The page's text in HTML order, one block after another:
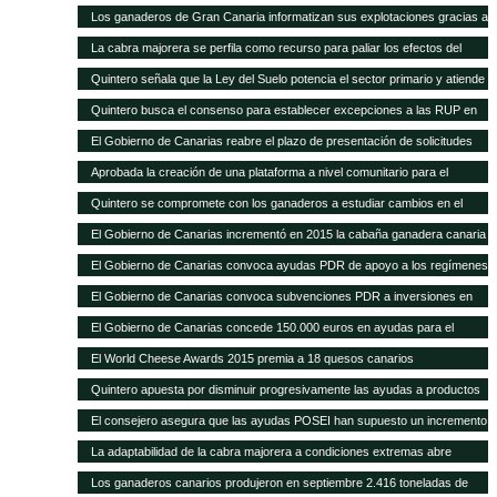
frenar las enfermedades animales
Los ganaderos de Gran Canaria informatizan sus explotaciones gracias a
una pionera aplicación gratuita del Cabildo
La cabra majorera se perfila como recurso para paliar los efectos del
cambio climático
Quintero señala que la Ley del Suelo potencia el sector primario y atiende
sus demandas
Quintero busca el consenso para establecer excepciones a las RUP en
los tratados internacionales
El Gobierno de Canarias reabre el plazo de presentación de solicitudes
para acogerse a las subvenciones a inversiones del PDR
Aprobada la creación de una plataforma a nivel comunitario para el
fomento del bienestar animal
Quintero se compromete con los ganaderos a estudiar cambios en el
POSEI
El Gobierno de Canarias incrementó en 2015 la cabaña ganadera canaria
con 1.297 novillas de otras ganaderías, a través de ayudas POSEI
El Gobierno de Canarias convoca ayudas PDR de apoyo a los regímenes
de calidad por valor de 353.000 euros
El Gobierno de Canarias convoca subvenciones PDR a inversiones en
explotaciones agrarias por 11 millones de euros
El Gobierno de Canarias concede 150.000 euros en ayudas para el
fomento de razas ganaderas autóctonas
El World Cheese Awards 2015 premia a 18 quesos canarios
Quintero apuesta por disminuir progresivamente las ayudas a productos
importados en favor de las producciones locales
El consejero asegura que las ayudas POSEI han supuesto un incremento
del empleo y del asociacionismo
La adaptabilidad de la cabra majorera a condiciones extremas abre
nuevas vías de intercambio para el caprino canario
Los ganaderos canarios produjeron en septiembre 2.416 toneladas de